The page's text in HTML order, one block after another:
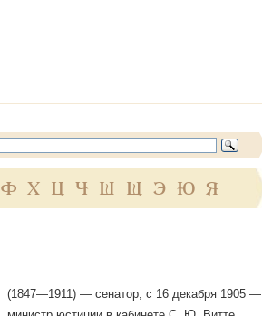
Ф Х Ц Ч Ш Щ Э Ю Я
(1847—1911) — сенатор, с 16 декабря 1905 —